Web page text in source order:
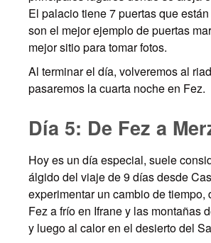
El palacio tiene 7 puertas que
son el mejor ejemplo de puertas
mejor sitio para tomar fotos.
Al terminar el día, volveremos al
pasaremos la cuarta noche en Fez.
Día 5: De Fez a
Hoy es un día especial, suele
álgido del viaje de 9 días desde
experimentar un cambio de tiempo,
Fez a frío en Ifrane y las montañas
y luego al calor en el desierto del